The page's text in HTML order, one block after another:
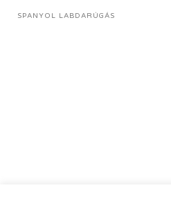
SPANYOL LABDARÚGÁS